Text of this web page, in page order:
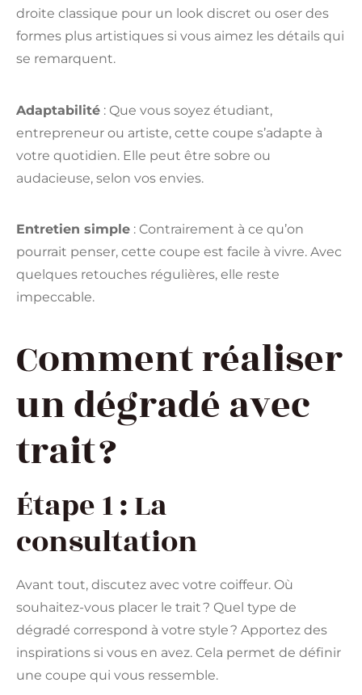
droite classique pour un look discret ou oser des
formes plus artistiques si vous aimez les détails qui
se remarquent.
Adaptabilité : Que vous soyez étudiant,
entrepreneur ou artiste, cette coupe s’adapte à
votre quotidien. Elle peut être sobre ou
audacieuse, selon vos envies.
Entretien simple : Contrairement à ce qu’on
pourrait penser, cette coupe est facile à vivre. Avec
quelques retouches régulières, elle reste
impeccable.
Comment réaliser
un dégradé avec
trait ?
Étape 1 : La
consultation
Avant tout, discutez avec votre coiffeur. Où
souhaitez-vous placer le trait ? Quel type de
dégradé correspond à votre style ? Apportez des
inspirations si vous en avez. Cela permet de définir
une coupe qui vous ressemble.